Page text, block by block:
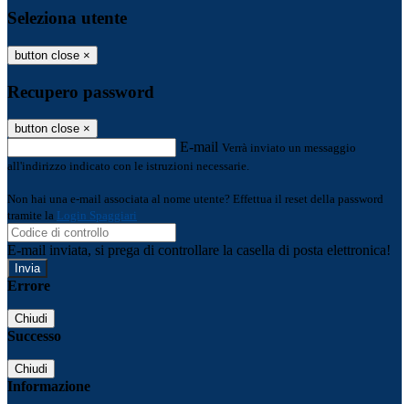
Seleziona utente
button close ×
Recupero password
button close ×
E-mail Verrà inviato un messaggio
all'indirizzo indicato con le istruzioni necessarie.
Non hai una e-mail associata al nome utente? Effettua il reset della password
tramite la Login Spaggiari
E-mail inviata, si prega di controllare la casella di posta elettronica!
Errore
Chiudi
Successo
Chiudi
Informazione